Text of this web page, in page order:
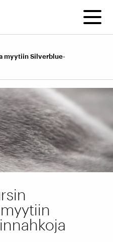
myytiin Silverblue-